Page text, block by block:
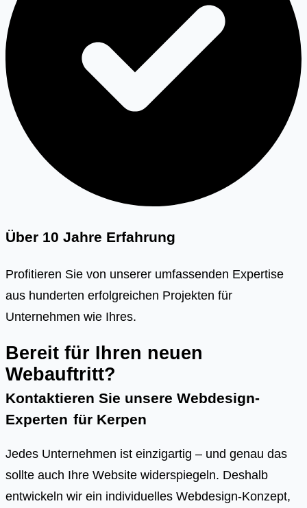
Über 10 Jahre Erfahrung
Profitieren Sie von unserer umfassenden Expertise
aus hunderten erfolgreichen Projekten für
Unternehmen wie Ihres.
Bereit für Ihren neuen
Webauftritt?
Kontaktieren Sie unsere Webdesign-
Experten für Kerpen
Jedes Unternehmen ist einzigartig – und genau das
sollte auch Ihre Website widerspiegeln. Deshalb
entwickeln wir ein individuelles Webdesign-Konzept,